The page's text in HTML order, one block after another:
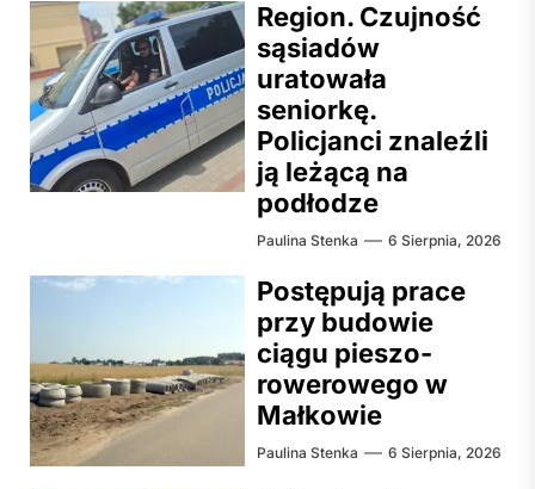
Region. Czujność
sąsiadów
uratowała
seniorkę.
Policjanci znaleźli
ją leżącą na
podłodze
Paulina Stenka 6 Sierpnia, 2026
Postępują prace
przy budowie
ciągu pieszo-
rowerowego w
Małkowie
Paulina Stenka 6 Sierpnia, 2026